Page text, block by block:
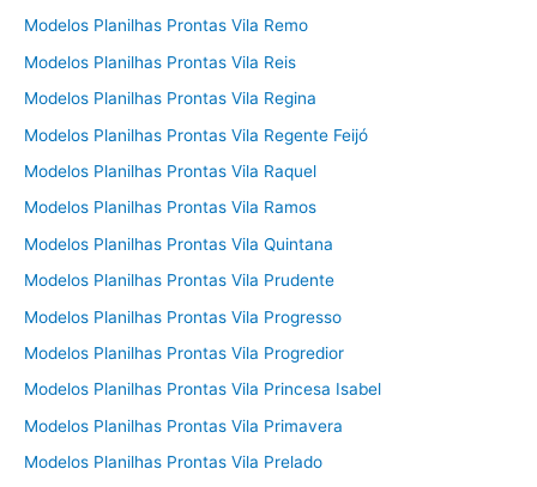
Modelos Planilhas Prontas Vila Remo
Modelos Planilhas Prontas Vila Reis
Modelos Planilhas Prontas Vila Regina
Modelos Planilhas Prontas Vila Regente Feijó
Modelos Planilhas Prontas Vila Raquel
Modelos Planilhas Prontas Vila Ramos
Modelos Planilhas Prontas Vila Quintana
Modelos Planilhas Prontas Vila Prudente
Modelos Planilhas Prontas Vila Progresso
Modelos Planilhas Prontas Vila Progredior
Modelos Planilhas Prontas Vila Princesa Isabel
Modelos Planilhas Prontas Vila Primavera
Modelos Planilhas Prontas Vila Prelado